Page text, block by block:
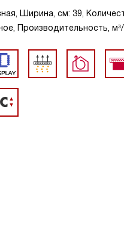
Ширина, см: 39,
Производительность,